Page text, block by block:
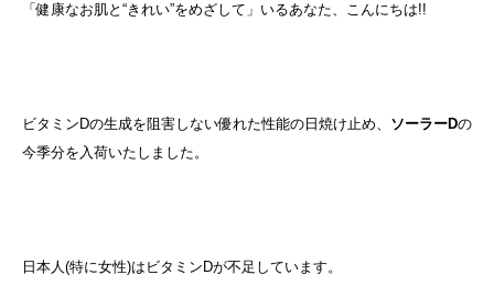
「健康なお肌と“きれい”をめざして」いるあなた、こんにちは!!
ビタミンDの生成を阻害しない優れた性能の日焼け止め、 ソーラーDの
今季分を入荷いたしました。
日本人(特に女性)はビタミンDが不足しています。